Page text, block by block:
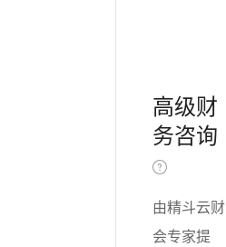
高级财
务咨询
由精斗云财
会专家提